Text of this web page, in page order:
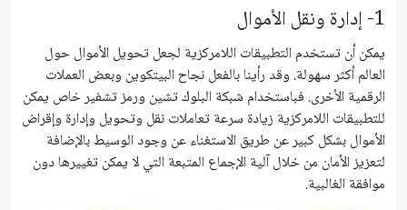
1- إدارة ونقل الأموال
يمكن أن تستخدم التطبيقات اللامركزية لجعل تحويل الأموال حول
العالم أكثر سهولة. وقد رأينا بالفعل نجاح البيتكوين وبعض العملات
الرقمية الأخرى. فباستخدام شبكة البلوك تشين ورمز تشفير خاص يمكن
للتطبيقات اللامركزية زيادة سرعة تعاملات نقل وتحويل وإدارة وإقراض
الأموال بشكل كبير عن طريق الاستغناء عن وجود الوسيط بالإضافة
لتعزيز الأمان من خلال آلية الإجماع المتبعة التي لا يمكن تغييرها دون
موافقة الغالبية.